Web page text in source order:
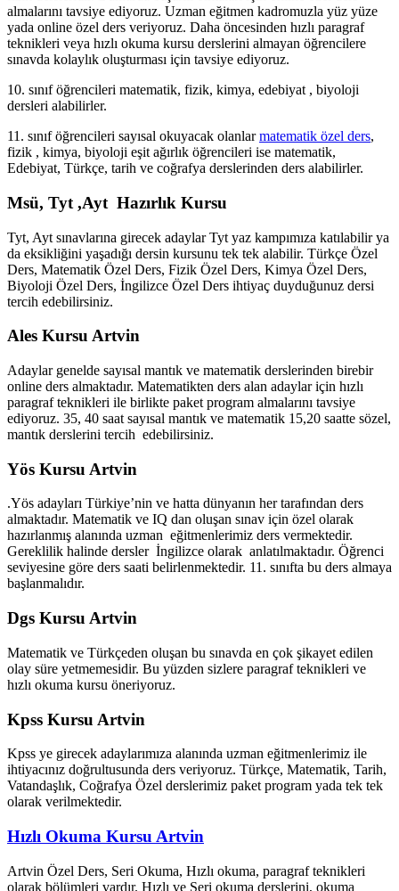
almalarını tavsiye ediyoruz. Uzman eğitmen kadromuzla yüz yüze
yada online özel ders veriyoruz. Daha öncesinden hızlı paragraf
teknikleri veya hızlı okuma kursu derslerini almayan öğrencilere
sınavda kolaylık oluşturması için tavsiye ediyoruz.
10. sınıf öğrencileri matematik, fizik, kimya, edebiyat , biyoloji
dersleri alabilirler.
11. sınıf öğrencileri sayısal okuyacak olanlarmatematik özel ders,
fizik , kimya, biyoloji eşit ağırlık öğrencileri ise matematik,
Edebiyat, Türkçe, tarih ve coğrafya derslerinden ders alabilirler.
Msü, Tyt ,Ayt Hazırlık Kursu
Tyt, Ayt sınavlarına girecek adaylar Tyt yaz kampımıza katılabilir ya
da eksikliğini yaşadığı dersin kursunu tek tek alabilir. Türkçe Özel
Ders, Matematik Özel Ders, Fizik Özel Ders, Kimya Özel Ders,
Biyoloji Özel Ders, İngilizce Özel Ders ihtiyaç duyduğunuz dersi
tercih edebilirsiniz.
Ales Kursu Artvin
Adaylar genelde sayısal mantık ve matematik derslerinden birebir
online ders almaktadır. Matematikten ders alan adaylar için hızlı
paragraf teknikleri ile birlikte paket program almalarını tavsiye
ediyoruz. 35, 40 saat sayısal mantık ve matematik 15,20 saatte sözel,
mantık derslerini tercih edebilirsiniz.
Yös Kursu Artvin
.Yös adayları Türkiye’nin ve hatta dünyanın her tarafından ders
almaktadır. Matematik ve IQ dan oluşan sınav için özel olarak
hazırlanmış alanında uzman eğitmenlerimiz ders vermektedir.
Gereklilik halinde dersler İngilizce olarak anlatılmaktadır. Öğrenci
seviyesine göre ders saati belirlenmektedir. 11. sınıfta bu ders almaya
başlanmalıdır.
Dgs Kursu Artvin
Matematik ve Türkçeden oluşan bu sınavda en çok şikayet edilen
olay süre yetmemesidir. Bu yüzden sizlere paragraf teknikleri ve
hızlı okuma kursu öneriyoruz.
Kpss Kursu Artvin
Kpss ye girecek adaylarımıza alanında uzman eğitmenlerimiz ile
ihtiyacınız doğrultusunda ders veriyoruz. Türkçe, Matematik, Tarih,
Vatandaşlık, Coğrafya Özel derslerimiz paket program yada tek tek
olarak verilmektedir.
Hızlı Okuma Kursu Artvin
Artvin Özel Ders, Seri Okuma, Hızlı okuma, paragraf teknikleri
olarak bölümleri vardır. Hızlı ve Seri okuma derslerini, okuma